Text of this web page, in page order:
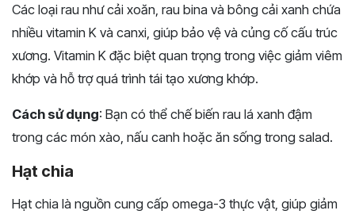
Các loại rau như cải xoăn, rau bina và bông cải xanh chứa
nhiều vitamin K và canxi, giúp bảo vệ và củng cố cấu trúc
xương. Vitamin K đặc biệt quan trọng trong việc giảm viêm
khớp và hỗ trợ quá trình tái tạo xương khớp.
Cách sử dụng: Bạn có thể chế biến rau lá xanh đậm
trong các món xào, nấu canh hoặc ăn sống trong salad.
Hạt chia
Hạt chia là nguồn cung cấp omega-3 thực vật, giúp giảm